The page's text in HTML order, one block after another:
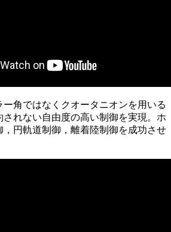
ー角ではなくクオータニオンを用いる
されない自由度の高い制御を実現。ホ
円軌道制御，離着陸制御を成功させ